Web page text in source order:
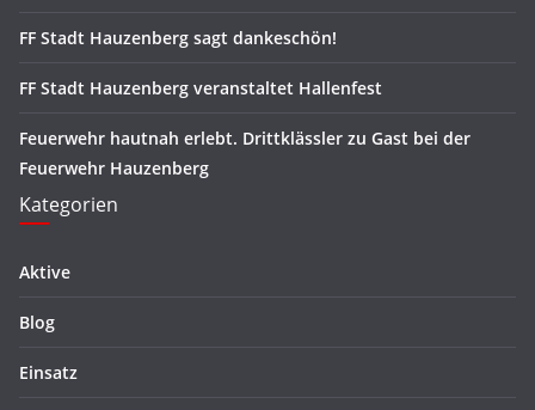
FF Stadt Hauzenberg sagt dankeschön!
FF Stadt Hauzenberg veranstaltet Hallenfest
Feuerwehr hautnah erlebt. Drittklässler zu Gast bei der
Feuerwehr Hauzenberg
Kategorien
Aktive
Blog
Einsatz